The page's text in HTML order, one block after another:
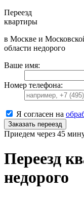
Переезд
квартиры
в Москве и
области недорого
Ваше имя:
Номер телефона:
Я согласен на
Заказать переезд
Приедем через 45
Переезд
недорого